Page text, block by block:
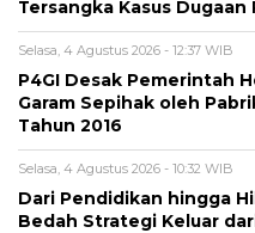
Tersangka Kasus
Selasa, 4 Agustus 2026 - 12:37 WIB
P4GI Desak Pemerintah
Garam Sepihak oleh
Tahun 2016
Selasa, 4 Agustus 2026 - 10:32 WIB
Dari Pendidikan hingga
Bedah Strategi Keluar